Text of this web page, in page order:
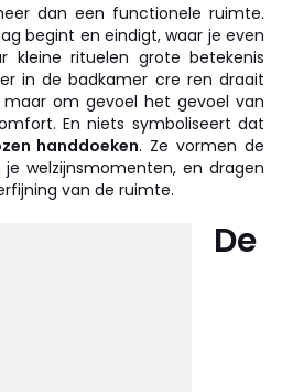
dan een functionele ruimte.
begint en eindigt, waar je even
rituelen grote betekenis
in de badkamer cre ren draait
om gevoel het gevoel van
En niets symboliseert dat
handdoeken. Ze vormen de
welzijnsmomenten, en dragen
van de ruimte.
De